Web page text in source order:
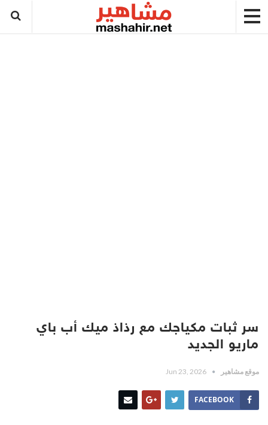
سر ثبات مكياجك مع رذاذ ميك أب باي
ماريو الجديد
موقع مشاهير Jun 23, 2026
FACEBOOK